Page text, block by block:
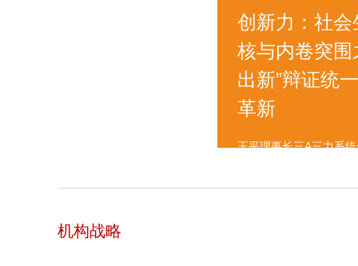
创新力：社
核与内卷突
出新”辩证统
革新
王平理事长三A三力系
机构战略